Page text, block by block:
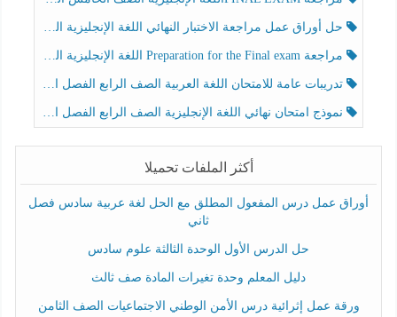
حل أوراق عمل مراجعة الاختبار النهائي اللغة الإنجليزية الصف الرابع الفصل الثالث
مراجعة Preparation for the Final exam اللغة الإنجليزية الصف الرابع الفصل الثالث
تدريبات عامة للامتحان اللغة العربية الصف الرابع الفصل الثالث
نموذج امتحان نهائي اللغة الإنجليزية الصف الرابع الفصل الثالث
أكثر الملفات تحميلا
أوراق عمل درس المفعول المطلق مع الحل لغة عربية سادس فصل
ثاني
حل الدرس الأول الوحدة الثالثة علوم سادس
دليل المعلم وحدة تغيرات المادة صف ثالث
ورقة عمل إثرائية درس الأمن الوطني الاجتماعيات الصف الثامن